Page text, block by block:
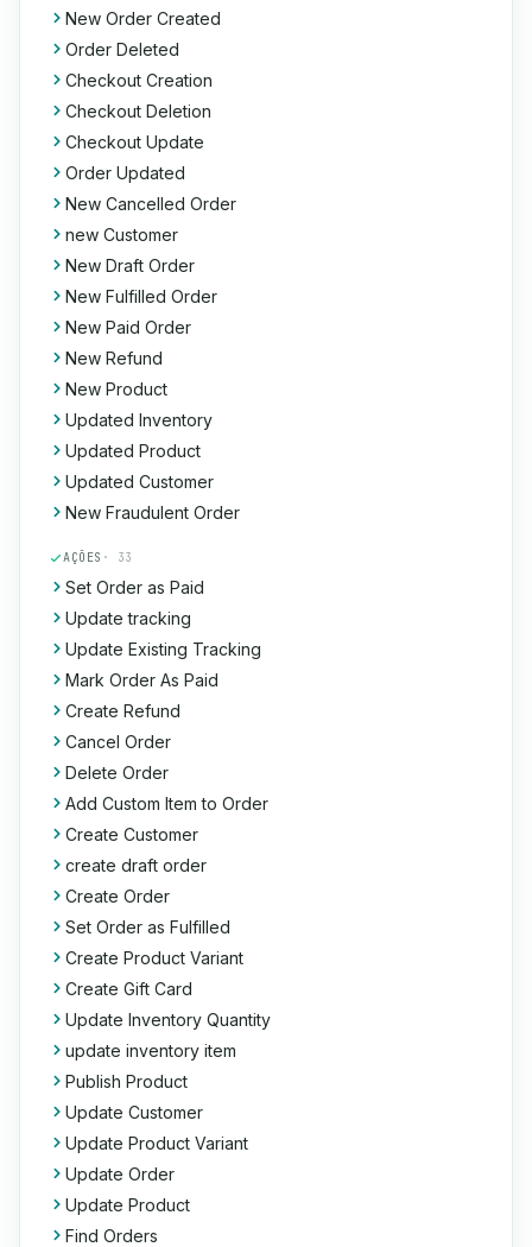
New Order Created
Order Deleted
Checkout Creation
Checkout Deletion
Checkout Update
Order Updated
New Cancelled Order
new Customer
New Draft Order
New Fulfilled Order
New Paid Order
New Refund
New Product
Updated Inventory
Updated Product
Updated Customer
New Fraudulent Order
AÇÕES · 33
Set Order as Paid
Update tracking
Update Existing Tracking
Mark Order As Paid
Create Refund
Cancel Order
Delete Order
Add Custom Item to Order
Create Customer
create draft order
Create Order
Set Order as Fulfilled
Create Product Variant
Create Gift Card
Update Inventory Quantity
update inventory item
Publish Product
Update Customer
Update Product Variant
Update Order
Update Product
Find Orders